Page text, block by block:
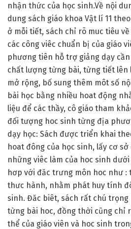
nhận thức của học sinh.Về nội
dung sách giáo khoa Vật lí 11
ở mỗi tiết, sách chỉ rõ muc tiêu
các công viêc chuẩn bị của giáo
phương tiên hỗ trợ giảng dạy
chất lượng từng bài, từng tiết lên
mở rộng, bố sung thêm môt số
bài học bằng nhiều hoat động
liệu để các thầy, cô giáo tham
đối tượng hoc sinh từng địa
dạy học: Sách được triển khai
hoat đông của học sinh, lấy cơ
những viêc làm của hoc sinh
hơp với đăc trưng môn hoc như :
thưc hành, nhằm phát huy tính
sinh. Đăc biêt, sách rất chú
từng bài hoc, đồng thời cũng chỉ
thể của giáo viên và hoc sinh